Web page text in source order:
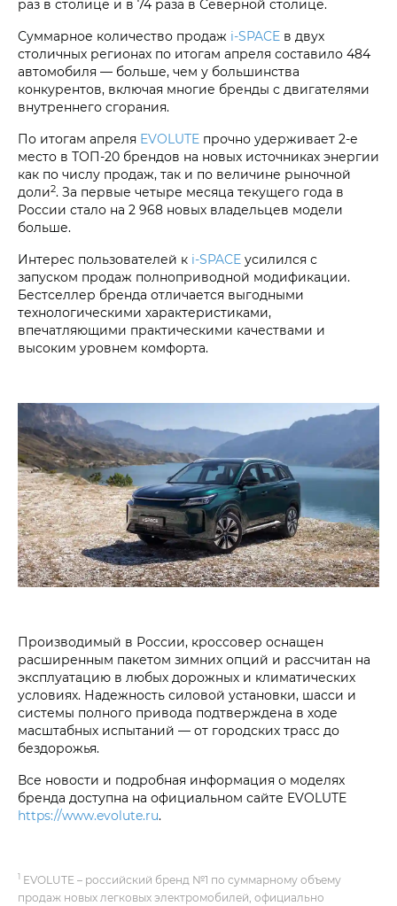
раз в столице и в 74 раза в Северной столице.
Суммарное количество продаж i‑SPACE в двух
столичных регионах по итогам апреля составило 484
автомобиля — больше, чем у большинства
конкурентов, включая многие бренды с двигателями
внутреннего сгорания.
По итогам апреля EVOLUTE прочно удерживает 2-е
место в ТОП-20 брендов на новых источниках энергии
как по числу продаж, так и по величине рыночной
доли2. За первые четыре месяца текущего года в
России стало на 2 968 новых владельцев модели
больше.
Интерес пользователей к i‑SPACE усилился с
запуском продаж полноприводной модификации.
Бестселлер бренда отличается выгодными
технологическими характеристиками,
впечатляющими практическими качествами и
высоким уровнем комфорта.
Производимый в России, кроссовер оснащен
расширенным пакетом зимних опций и рассчитан на
эксплуатацию в любых дорожных и климатических
условиях. Надежность силовой установки, шасси и
системы полного привода подтверждена в ходе
масштабных испытаний — от городских трасс до
бездорожья.
Все новости и подробная информация о моделях
бренда доступна на официальном сайте EVOLUTE
https://www.evolute.ru.
1 EVOLUTE – российский бренд №1 по суммарному объему
продаж новых легковых электромобилей, официально